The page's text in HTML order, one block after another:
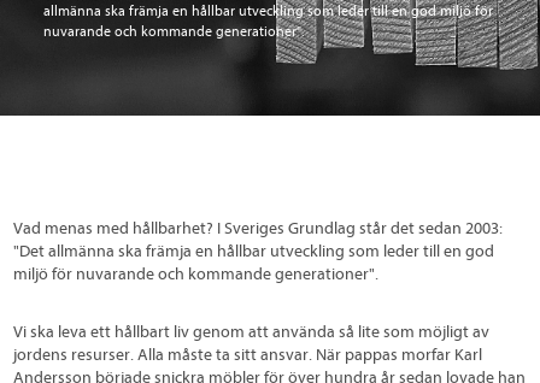
allmänna ska främja en hållbar utveckling som leder till en god miljö för
nuvarande och kommande generationer".
Vad menas med hållbarhet? I Sveriges Grundlag står det sedan 2003:
"Det allmänna ska främja en hållbar utveckling som leder till en god
miljö för nuvarande och kommande generationer".
Vi ska leva ett hållbart liv genom att använda så lite som möjligt av
jordens resurser. Alla måste ta sitt ansvar. När pappas morfar Karl
Andersson började snickra möbler för över hundra år sedan lovade han